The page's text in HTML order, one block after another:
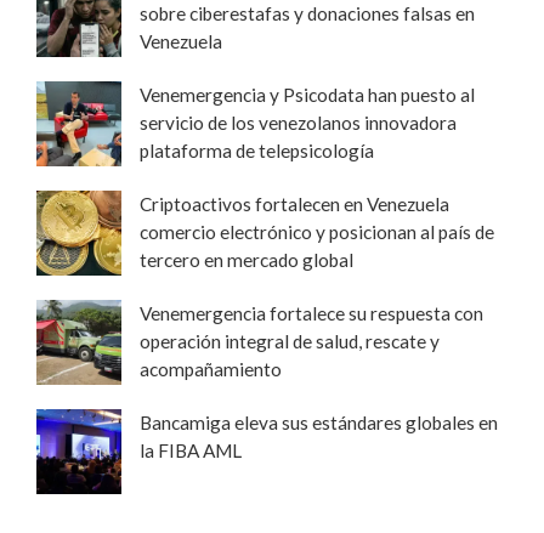
sobre ciberestafas y donaciones falsas en
Venezuela
Venemergencia y Psicodata han puesto al
servicio de los venezolanos innovadora
plataforma de telepsicología
Criptoactivos fortalecen en Venezuela
comercio electrónico y posicionan al país de
tercero en mercado global
Venemergencia fortalece su respuesta con
operación integral de salud, rescate y
acompañamiento
Bancamiga eleva sus estándares globales en
la FIBA AML